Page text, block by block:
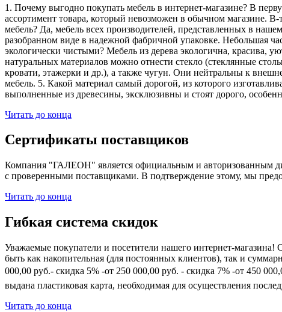
1. Почему выгодно покупать мебель в интернет-магазине? В
ассортимент товара, который невозможен в обычном магазине.
мебель? Да, мебель всех производителей, представленных в
разобранном виде в надежной фабричной упаковке. Небольшая
экологически чистыми? Мебель из дерева экологична, красива,
натуральных материалов можно отнести стекло (стеклянные
кровати, этажерки и др.), а также чугун. Они нейтральны к
мебель. 5. Какой материал самый дорогой, из которого
выполненные из древесины, эксклюзивны и стоят дорого,
Читать до конца
Сертификаты поставщиков
Компания "ГАЛЕОН" является официальным и авторизованным
с проверенными поставщиками. В подтверждение этому, мы
Читать до конца
Гибкая система скидок
Уважаемые покупатели и посетители нашего интернет-
быть как накопительная (для постоянных клиентов), так и
000,00 руб.- скидка 5% -от 250 000,00 руб. - скидка 7% -от 450
выдана пластиковая карта, необходимая для осуществления
Читать до конца